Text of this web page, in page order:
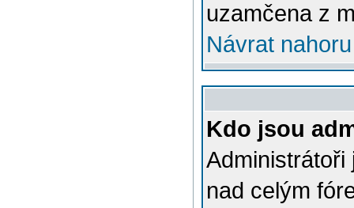
uzamčena z
Návrat nahoru
Kdo jsou
nad celým